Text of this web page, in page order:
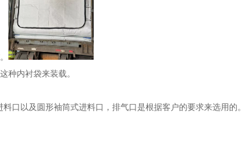
种内衬袋来装载。
口以及圆形袖筒式进料口，排气口是根据客户的要求来选用的。